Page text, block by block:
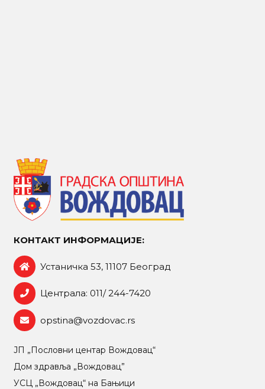
КОНТАКТ ИНФОРМАЦИЈЕ:
Устаничка 53, 11107 Београд
Централа: 011/ 244-7420
opstina@vozdovac.rs
ЈП „Пословни центар Вождовац“
Дом здравља „Вождовац”
УСЦ „Вождовац“ на Бањици